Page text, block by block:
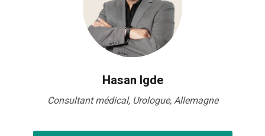
Hasan Igde
Consultant médical, Urologue, Allemagne